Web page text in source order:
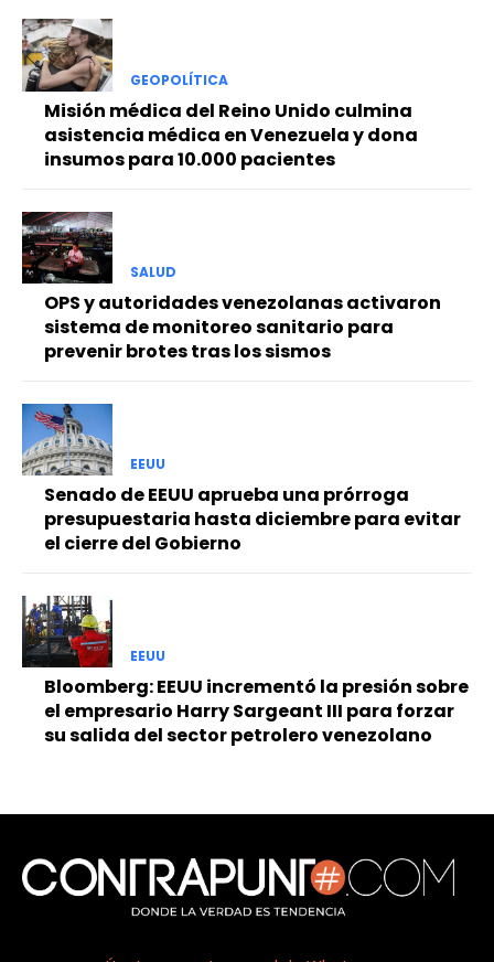
GEOPOLÍTICA
Misión médica del Reino Unido culmina
asistencia médica en Venezuela y dona
insumos para 10.000 pacientes
SALUD
OPS y autoridades venezolanas activaron
sistema de monitoreo sanitario para
prevenir brotes tras los sismos
EEUU
Senado de EEUU aprueba una prórroga
presupuestaria hasta diciembre para evitar
el cierre del Gobierno
EEUU
Bloomberg: EEUU incrementó la presión sobre
el empresario Harry Sargeant III para forzar
su salida del sector petrolero venezolano